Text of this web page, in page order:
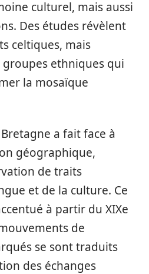
culturel, mais aussi
Des études révèlent
celtiques, mais
groupes ethniques qui
la mosaïque
a fait face à
géographique,
de traits
et de la culture. Ce
à partir du XIXe
de
se sont traduits
des échanges